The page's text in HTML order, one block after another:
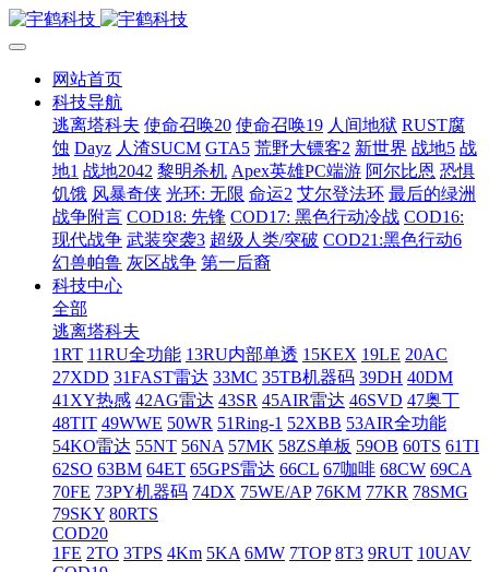
网站首页
科技导航
逃离塔科夫 使命召唤20 使命召唤19 人间地狱 RUST腐
蚀 Dayz 人渣SUCM GTA5 荒野大镖客2 新世界 战地5 战
地1 战地2042 黎明杀机 Apex英雄PC端游 阿尔比恩 恐惧
饥饿 风暴奇侠 光环: 无限 命运2 艾尔登法环 最后的绿洲
战争附言 COD18: 先锋 COD17: 黑色行动冷战 COD16:
现代战争 武装突袭3 超级人类/突破 COD21:黑色行动6
幻兽帕鲁 灰区战争 第一后裔
科技中心
全部
逃离塔科夫
1RT 11RU全功能 13RU内部单透 15KEX 19LE 20AC
27XDD 31FAST雷达 33MC 35TB机器码 39DH 40DM
41XY热感 42AG雷达 43SR 45AIR雷达 46SVD 47奥丁
48TIT 49WWE 50WR 51Ring-1 52XBB 53AIR全功能
54KO雷达 55NT 56NA 57MK 58ZS单板 59OB 60TS 61TI
62SO 63BM 64ET 65GPS雷达 66CL 67咖啡 68CW 69CA
70FE 73PY机器码 74DX 75WE/AP 76KM 77KR 78SMG
79SKY 80RTS
COD20
1FE 2TO 3TPS 4Km 5KA 6MW 7TOP 8T3 9RUT 10UAV